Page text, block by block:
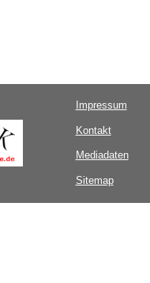
Impressum
Kontakt
Mediadaten
Sitemap